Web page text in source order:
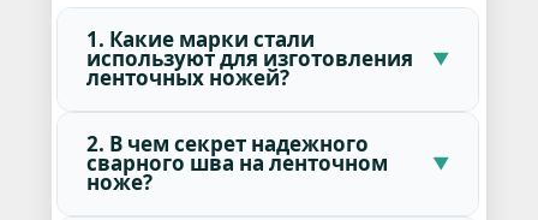
1. Какие марки стали
используют для изготовления
ленточных ножей?
2. В чем секрет надежного
сварного шва на ленточном
ноже?